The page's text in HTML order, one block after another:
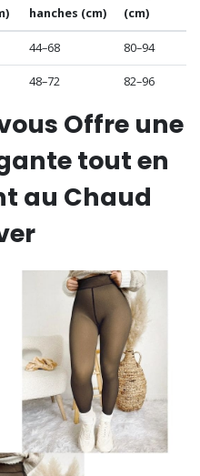
hanches (cm)
(cm)
44–68 80–94
48–72 82–96
Offre une
tout en
au Chaud